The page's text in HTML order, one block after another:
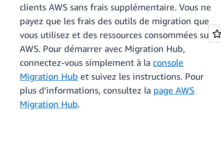
clients AWS sans frais supplémentaire. Vous ne
payez que les frais des outils de migration que
vous utilisez et des ressources consommées sur
AWS. Pour démarrer avec Migration Hub,
connectez-vous simplement à la console
Migration Hub et suivez les instructions. Pour
plus d'informations, consultez la page AWS
Migration Hub.